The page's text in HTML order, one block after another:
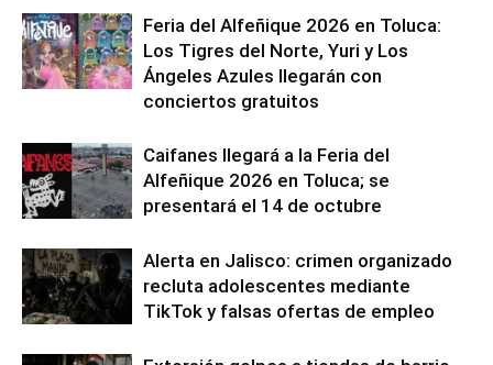
Feria del Alfeñique 2026 en Toluca:
Los Tigres del Norte, Yuri y Los
Ángeles Azules llegarán con
conciertos gratuitos
Caifanes llegará a la Feria del
Alfeñique 2026 en Toluca; se
presentará el 14 de octubre
Alerta en Jalisco: crimen organizado
recluta adolescentes mediante
TikTok y falsas ofertas de empleo